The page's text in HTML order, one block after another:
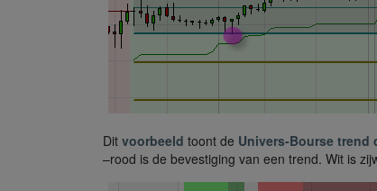
Dit voorbeeld toont de Univers-Bourse trend
–rood is de bevestiging van een trend. Wit is